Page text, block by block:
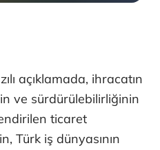
açıklamada, ihracatın
ve sürdürülebilirliğinin
ticaret
Türk iş dünyasının